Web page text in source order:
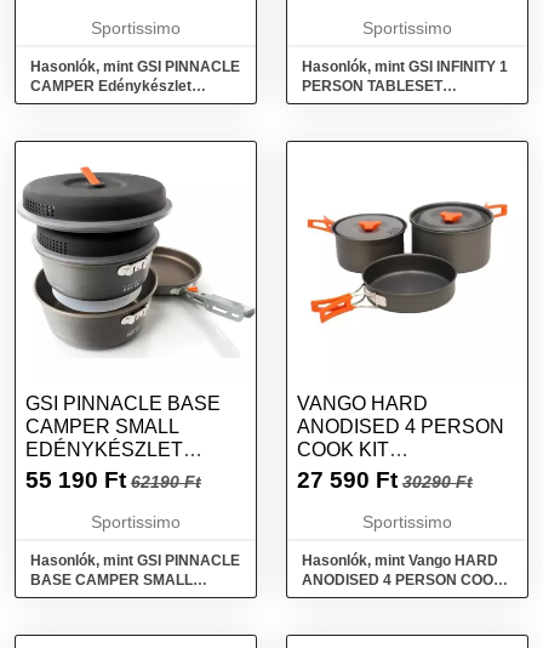
Sportissimo
Hasonlók, mint GSI PINNACLE
CAMPER Edénykészlet
kempingezéshez, mix, méret
Sportissimo
Hasonlók, mint GSI INFINITY 1
PERSON TABLESET
Edénykészlet, kék, méret
GSI PINNACLE BASE
CAMPER SMALL
EDÉNYKÉSZLET
KEMPINGEZÉSHEZ,
MÉRET
55 190 Ft 62190 Ft
Sportissimo
Hasonlók, mint GSI PINNACLE
BASE CAMPER SMALL
Edénykészlet
méret
VANGO HARD
ANODISED 4 PERSON
COOK KIT
EDÉNYKÉSZLET,
MÉRET
27 590 Ft 30290 Ft
Sportissimo
Hasonlók, mint Vango HARD
ANODISED 4 PERSON COOK
KIT Edénykészlet,